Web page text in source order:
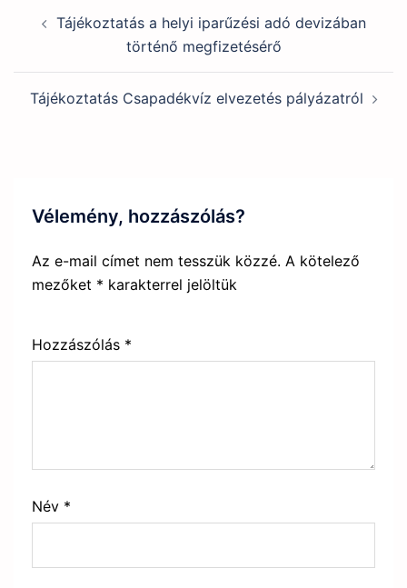
navigation
Tájékoztatás a helyi iparűzési adó devizában
történő megfizetésérő
Tájékoztatás Csapadékvíz elvezetés pályázatról
Vélemény, hozzászólás?
Az e-mail címet nem tesszük közzé. A kötelező
mezőket * karakterrel jelöltük
Hozzászólás *
Név *